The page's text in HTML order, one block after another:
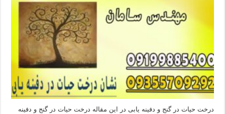
درخت حیات در گنج و دفینه یابی در این مقاله درخت حیات در گنج و دفینه